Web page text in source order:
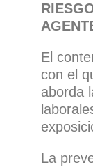
El
con el
aborda
La